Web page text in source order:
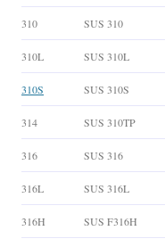
310 SUS 310
310L SUS 310L
310S SUS 310S
314 SUS 310TP
316 SUS 316
316L SUS 316L
316H SUS F316H